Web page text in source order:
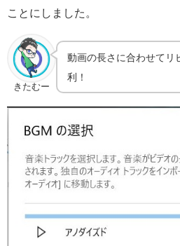
ことにしました。
きたむー
動画の長さに合わせてリ
利！